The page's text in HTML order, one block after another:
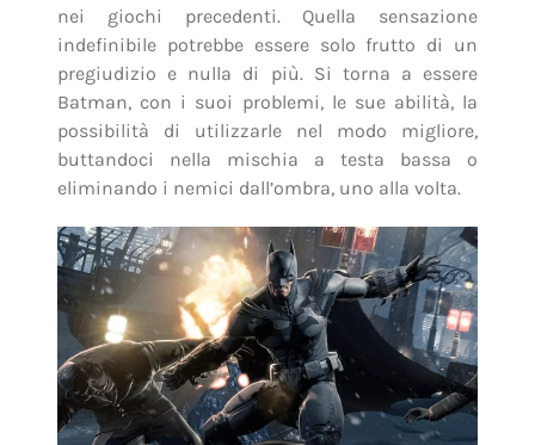
nei giochi precedenti. Quella sensazione
indefinibile potrebbe essere solo frutto di un
pregiudizio e nulla di più. Si torna a essere
Batman, con i suoi problemi, le sue abilità, la
possibilità di utilizzarle nel modo migliore,
buttandoci nella mischia a testa bassa o
eliminando i nemici dall’ombra, uno alla volta.